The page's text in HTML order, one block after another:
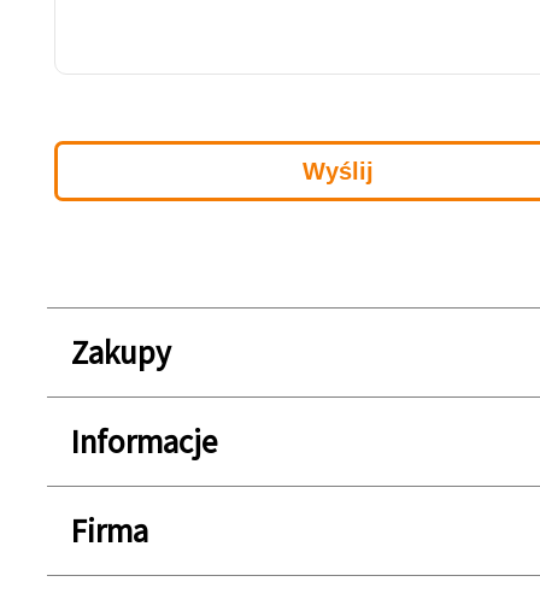
Zakupy
Informacje
Firma